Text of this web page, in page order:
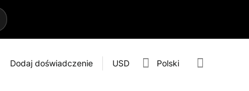
Dodaj doświadczenie USD Polski